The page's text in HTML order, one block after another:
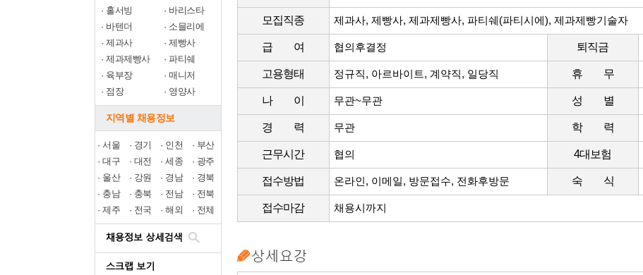
· 홀서빙 · 바리스타
· 바텐더 · 소믈리에
·제과사 ·제빵사
·제과제빵사 ·파티쉐
· 육부장 ·매니저
· 점장 · 영양사
지역별 채용정보
· 서울 · 경기 · 인천 · 부산
· 대구 · 대전 · 세종 · 광주
· 울산 · 강원 · 경남 · 경북
· 충남 · 충북 · 전남 · 전북
· 제주 · 전국 · 해외 · 전체
모집직종 제과사, 제빵사, 제과제빵사, 파티쉐(파티시에), 제과제빵기술자
급 여 협의후결정 퇴직금
고용형태 정규직, 아르바이트, 계약직, 일당직 휴 무
나 이 무관~무관 성 별
경 력 무관 학 력
근무시간 협의 4대보험
접수방법 온라인, 이메일, 방문접수, 전화후방문 숙 식
접수마감 채용시까지